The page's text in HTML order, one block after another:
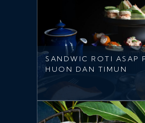
SANDWIC ROTI ASAP
HUON DAN TIMUN